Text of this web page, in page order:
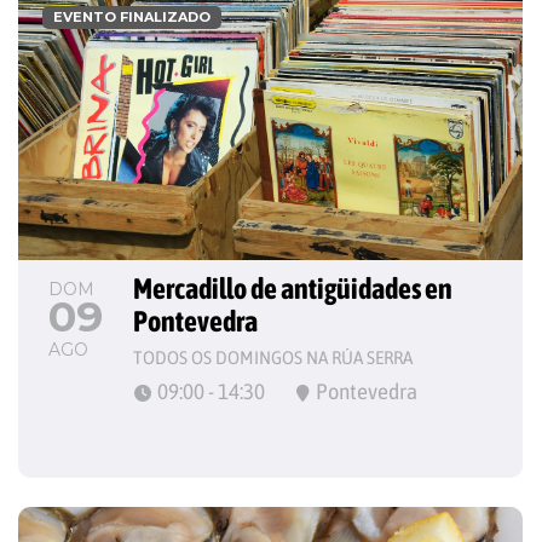
DOM
09
AGO
Mercadillo de antigüidades en
Pontevedra
TODOS OS DOMINGOS NA RÚA SERRA
09:00 - 14:30 Pontevedra
EVENTO FINALIZADO